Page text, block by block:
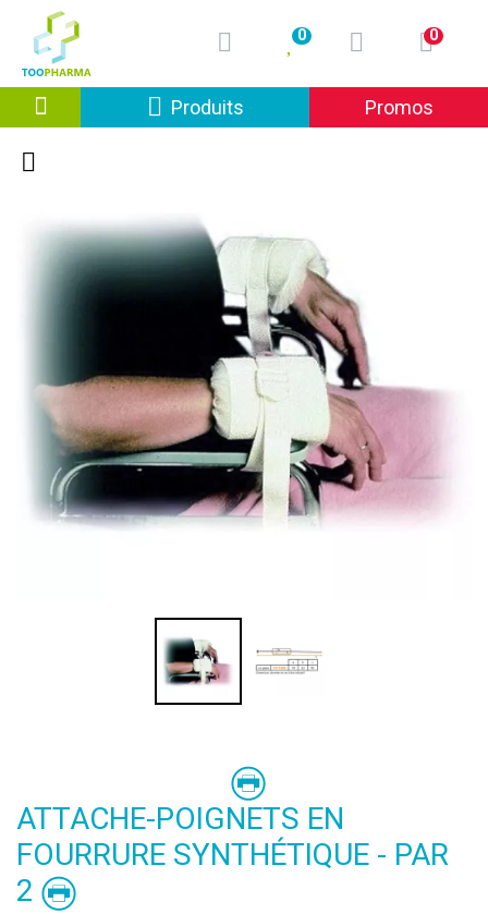
0 0
ProduitsAfficher la navigation
Promos
ATTACHE-POIGNETS EN
FOURRURE SYNTHÉTIQUE - PAR
2